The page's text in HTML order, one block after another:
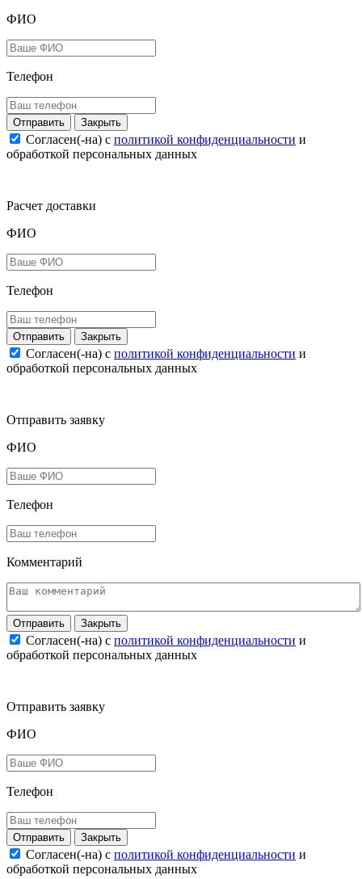
ФИО
Телефон
Закрыть
Согласен(-на) c политикой конфиденциальности и
обработкой персональных данных
Расчет доставки
ФИО
Телефон
Закрыть
Согласен(-на) c политикой конфиденциальности и
обработкой персональных данных
Отправить заявку
ФИО
Телефон
Комментарий
Закрыть
Согласен(-на) c политикой конфиденциальности и
обработкой персональных данных
Отправить заявку
ФИО
Телефон
Закрыть
Согласен(-на) c политикой конфиденциальности и
обработкой персональных данных